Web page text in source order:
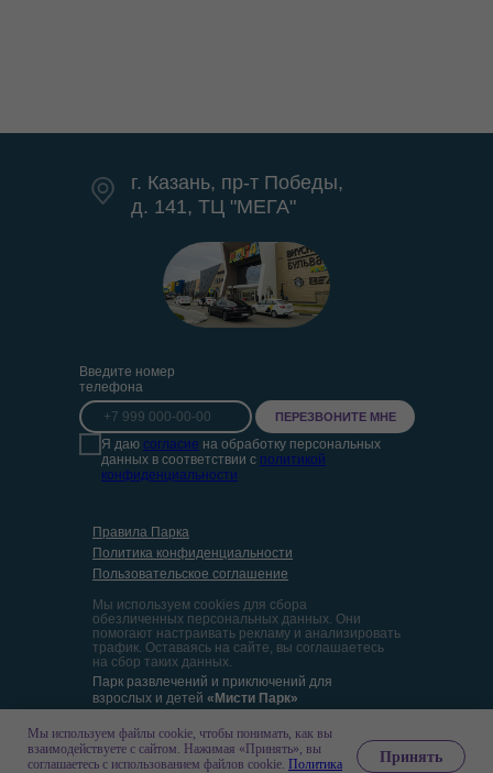
Мы используем файлы cookie, чтобы понимать, как вы
взаимодействуете с сайтом. Нажимая «Принять», вы
соглашаетесь с использованием файлов cookie. Политика
Принять
г. Казань, пр-т Победы,
д. 141, ТЦ "МЕГА"
Введите номер
телефона
Я даю согласие на обработку персональных
данных в соответствии с политикой
конфиденциальности
ПЕРЕЗВОНИТЕ МНЕ
Правила Парка
Политика конфиденциальности
Пользовательское соглашение
ИП Жоричев Н. А.
ИНН 972101733134
Парк развлечений и приключений для
взрослых и детей
Мы используем cookies для сбора
обезличенных персональных данных. Они
помогают настраивать рекламу и анализировать
трафик. Оставаясь на сайте, вы соглашаетесь
на сбор таких данных.
«Мисти Парк»